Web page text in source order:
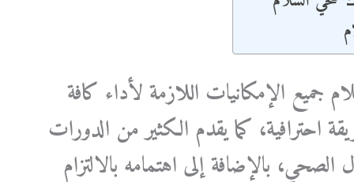
جميع الإمكانيات اللازمة لأداء كافة
احترافية، كما يقدم الكثير من الدورات
الصحي، بالإضافة إلى اهتمامه بالالتزام